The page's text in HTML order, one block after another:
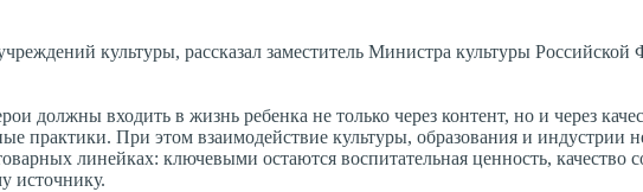
культуры, рассказал заместитель Министра культуры Российской
должны входить в жизнь ребенка не только через контент, но и через
практики. При этом взаимодействие культуры, образования и индустрии
линейках: ключевыми остаются воспитательная ценность, качество
источнику.